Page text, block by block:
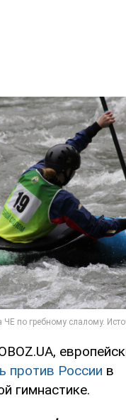
против России в
гимнастике.